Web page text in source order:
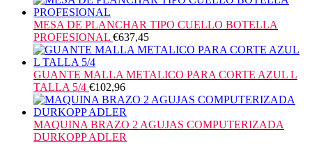
MESA DE PLANCHAR TIPO CUELLO BOTELLA
PROFESIONAL €637,45
GUANTE MALLA METALICO PARA CORTE AZUL L
TALLA 5/4 €102,96
MAQUINA BRAZO 2 AGUJAS COMPUTERIZADA
DURKOPP ADLER